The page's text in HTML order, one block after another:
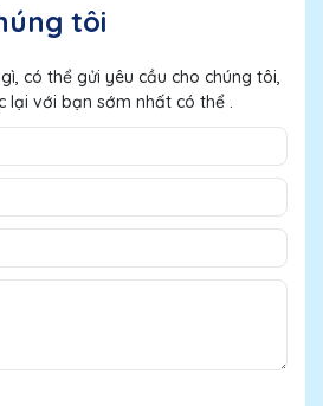
tôi
có thể gửi yêu cầu cho chúng tôi,
lại với bạn sớm nhất có thể .